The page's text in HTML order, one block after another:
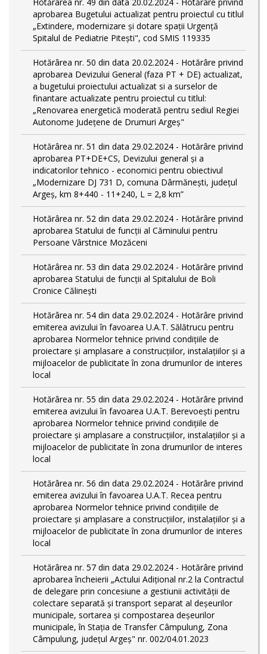
aprobarea Bugetului actualizat pentru proiectul cu titlul
„Extindere, modernizare și dotare spații Urgență
Spitalul de Pediatrie Pitești", cod SMIS 119335
Hotărârea nr. 50 din data 20.02.2024 - Hotărâre privind
aprobarea Devizului General (faza PT + DE) actualizat,
a bugetului proiectului actualizat si a surselor de
finantare actualizate pentru proiectul cu titlul:
„Renovarea energetică moderată pentru sediul Regiei
Autonome Județene de Drumuri Argeș"
Hotărârea nr. 51 din data 29.02.2024 - Hotărâre privind
aprobarea PT+DE+CS, Devizului general și a
indicatorilor tehnico - economici pentru obiectivul
„Modernizare DJ 731 D, comuna Dârmănești, județul
Argeș, km 8+440 - 11+240, L = 2,8 km”
Hotărârea nr. 52 din data 29.02.2024 - Hotărâre privind
aprobarea Statului de funcţii al Căminului pentru
Persoane Vârstnice Mozăceni
Hotărârea nr. 53 din data 29.02.2024 - Hotărâre privind
aprobarea Statului de funcții al Spitalului de Boli
Cronice Călinești
Hotărârea nr. 54 din data 29.02.2024 - Hotărâre privind
emiterea avizului în favoarea U.A.T. Sălătrucu pentru
aprobarea Normelor tehnice privind condiţiile de
proiectare şi amplasare a construcţiilor, instalaţiilor şi a
mijloacelor de publicitate în zona drumurilor de interes
local
Hotărârea nr. 55 din data 29.02.2024 - Hotărâre privind
emiterea avizului în favoarea U.A.T. Berevoești pentru
aprobarea Normelor tehnice privind condiţiile de
proiectare şi amplasare a construcţiilor, instalaţiilor şi a
mijloacelor de publicitate în zona drumurilor de interes
local
Hotărârea nr. 56 din data 29.02.2024 - Hotărâre privind
emiterea avizului în favoarea U.A.T. Recea pentru
aprobarea Normelor tehnice privind condiţiile de
proiectare şi amplasare a construcţiilor, instalaţiilor şi a
mijloacelor de publicitate în zona drumurilor de interes
local
Hotărârea nr. 57 din data 29.02.2024 - Hotărâre privind
aprobarea încheierii „Actului Adițional nr.2 la Contractul
de delegare prin concesiune a gestiunii activității de
colectare separată și transport separat al deşeurilor
municipale, sortarea și compostarea deșeurilor
municipale, în Stația de Transfer Câmpulung, Zona
Câmpulung, județul Argeș" nr. 002/04.01.2023